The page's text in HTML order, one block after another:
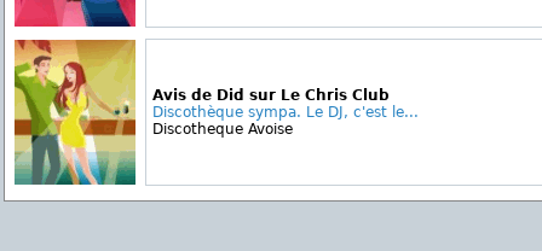
Avis de Did sur Le Chris Club
Discothèque sympa. Le DJ, c'est le...
Discotheque Avoise